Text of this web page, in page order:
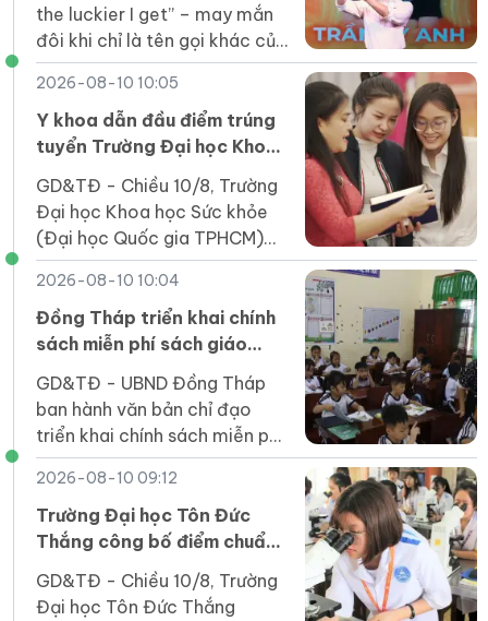
the luckier I get” – may mắn
đôi khi chỉ là tên gọi khác của
sự nỗ lực bền bỉ, lặp đi lặp lại
mỗi ngày.
2026-08-10 10:05
Y khoa dẫn đầu điểm trúng
tuyển Trường Đại học Khoa
học Sức khỏe
GD&TĐ - Chiều 10/8, Trường
Đại học Khoa học Sức khỏe
(Đại học Quốc gia TPHCM)
công bố điểm chuẩn theo
phương thức xét tuyển tổng
hợp.
2026-08-10 10:04
Đồng Tháp triển khai chính
sách miễn phí sách giáo
khoa và hỗ trợ đầu năm học
GD&TĐ - UBND Đồng Tháp
ban hành văn bản chỉ đạo
triển khai chính sách miễn phí,
hỗ trợ sách giáo khoa cùng
các khoản hỗ trợ đầu năm
học trên địa bàn.
2026-08-10 09:12
Trường Đại học Tôn Đức
Thắng công bố điểm chuẩn
và xét tuyển bổ sung
GD&TĐ - Chiều 10/8, Trường
Đại học Tôn Đức Thắng